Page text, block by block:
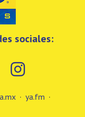
sociales:
· ya.fm ·